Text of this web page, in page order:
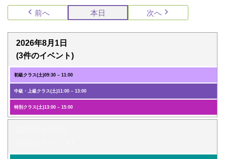
前へ 本日 次へ
2026年8月1日
(3件のイベント)
初級クラス(土)09:30 – 11:00
中級・上級クラス(土)11:00 – 13:00
特別クラス(土)13:00 – 15:00